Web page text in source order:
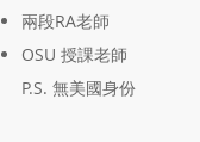
兩段RA老師
OSU 授課老師
P.S. 無美國身份